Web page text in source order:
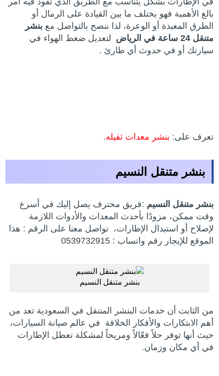
بالغ الأهمية فهو يختلف ما بين القيادة على الرمال أو
الطرق المعبدة أو الوعرة، لذا ننصح بالتواصل معبنشر
متنقل 24 ساعة في الرياض
لتعديل ضغط الهواء في
سيارتك أو في حدوث أي طارئ .
تعرف على: بنشر معدات ثقيله.
بنشر متنقل النسيم
بنشر متنقل النسيم :فريق محترف يصل إليك في أسرع
وقت ممكن، مزودًا بأحدث المعدات والأدوات اللازمة
لإصلاح أو استبدال الإطارات، تواصل معنا على الرقم : هذا
الموقع للإيجار رقم واتساب : 0539732915
بنشر متنقل النسيم
من الثابت أن خدمات البنشر المتنقل في السعودية تعد من
أهم الابتكارات والأفكار الخلاقة في عالم صيانة السيارات،
حيث أنها توفر حلاً فعّالاً ومريحاً لمشكلة تعطل الإطارات
في أي مكان وزمان.